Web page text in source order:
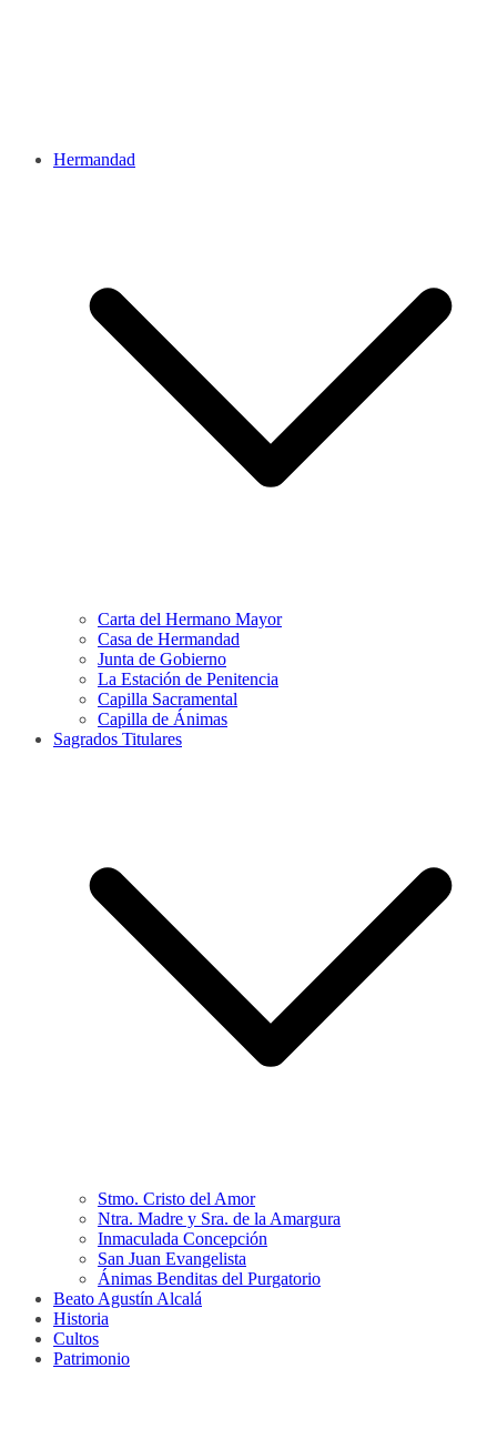
Hermandad
Carta del Hermano Mayor
Casa de Hermandad
Junta de Gobierno
La Estación de Penitencia
Capilla Sacramental
Capilla de Ánimas
Sagrados Titulares
Stmo. Cristo del Amor
Ntra. Madre y Sra. de la Amargura
Inmaculada Concepción
San Juan Evangelista
Ánimas Benditas del Purgatorio
Beato Agustín Alcalá
Historia
Cultos
Patrimonio